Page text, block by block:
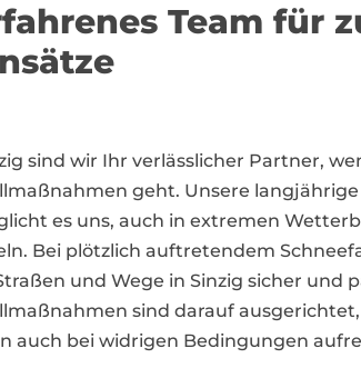
Team für
sind wir Ihr verlässlicher Partner,
geht. Unsere
es uns, auch in extremen
Bei plötzlich auftretendem
und Wege in Sinzig sicher und
sind darauf
auch bei widrigen Bedingungen